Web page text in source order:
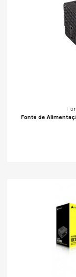
Fonte de